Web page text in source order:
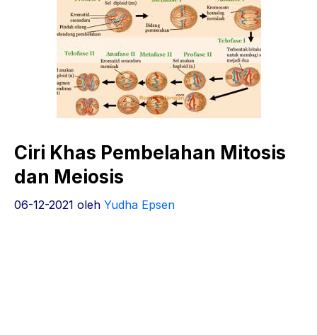
Ciri Khas Pembelahan Mitosis
dan Meiosis
06-12-2021 oleh Yudha Epsen